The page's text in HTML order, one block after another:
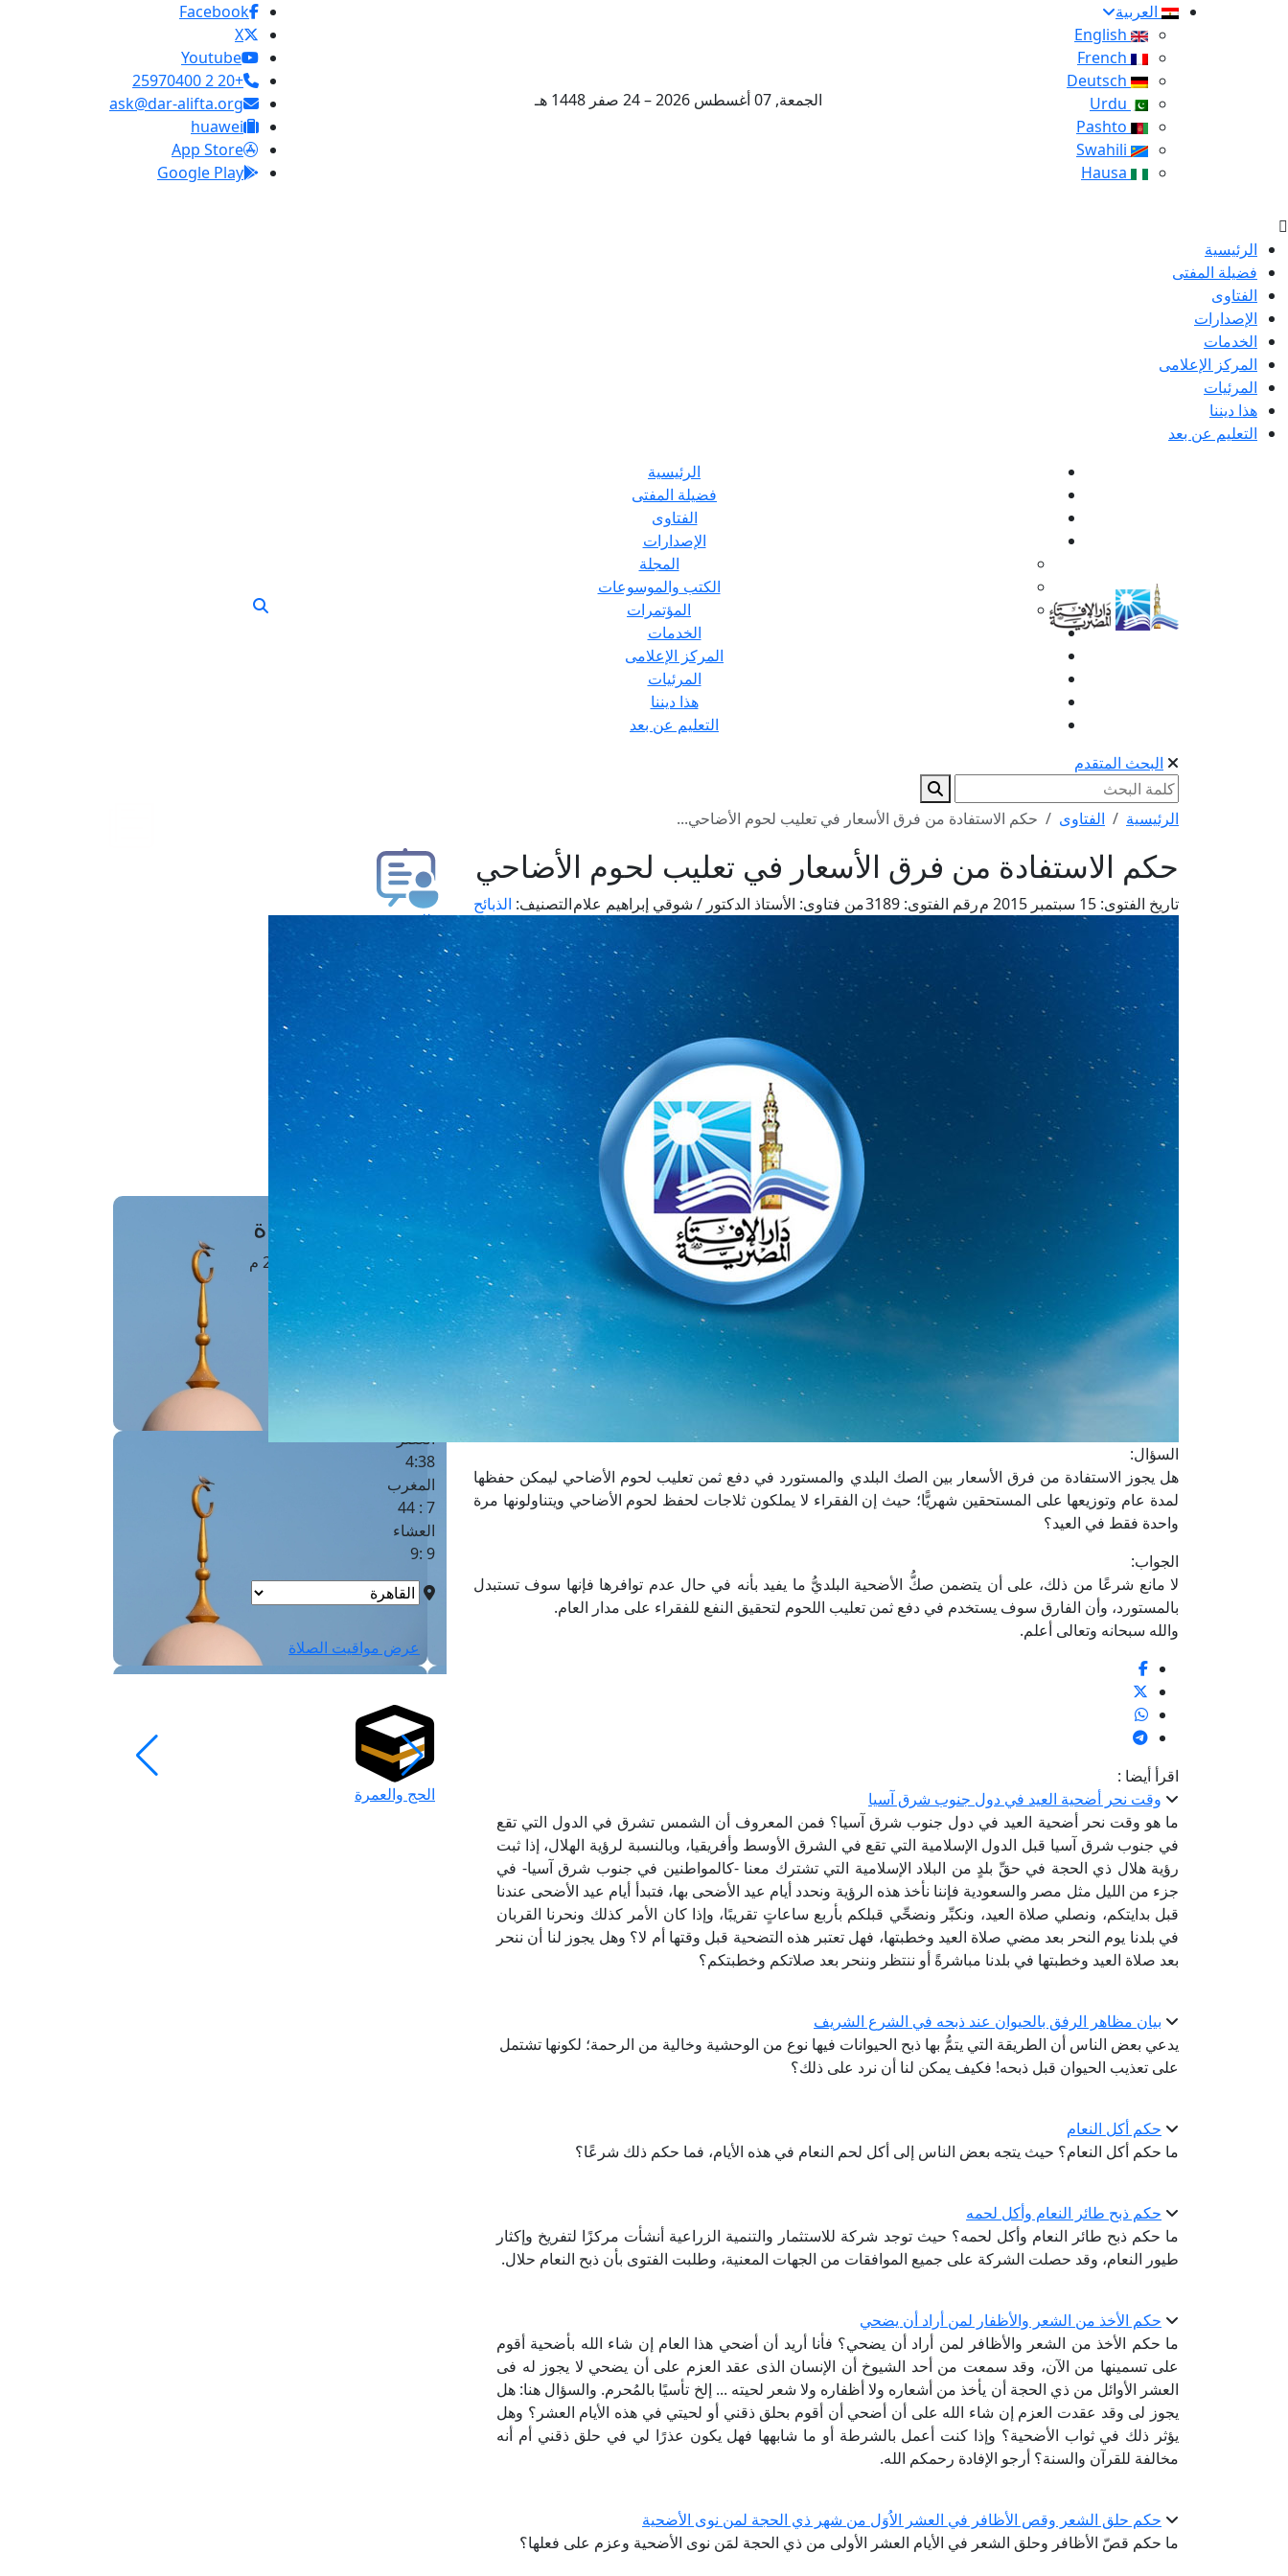
العربية
الجمعة, 07 أغسطس 2026 – 24 صفر 1448 هـ
Facebook
X
Youtube
+20 2 25970400
ask@dar-alifta.org
huawei
App Store
Google Play
الرئيسية
فضيلة المفتى
الفتاوى
الإصدارات
الخدمات
المركز الإعلامى
المرئيات
هذا ديننا
التعليم عن بعد
الرئيسية
فضيلة المفتى
الفتاوى
الإصدارات
المجلة
الكتب والموسوعات
المؤتمرات
الخدمات
المركز الإعلامى
المرئيات
هذا ديننا
التعليم عن بعد
البحث المتقدم
الرئيسية الفتاوى حكم الاستفادة من فرق الأسعار في تعليب لحوم الأضاحي...
حكم الاستفادة من فرق الأسعار في تعليب لحوم الأضاحي
تاريخ الفتوى: رقم الفتوى: من فتاوى: الأستاذ الدكتور / شوقي إبراهيم علامالتصنيف: الذبائح
السؤال:
هل يجوز الاستفادة من فرق الأسعار بين الصك البلدي والمستورد في دفع ثمن تعليب لحوم الأضاحي ليمكن حفظها
لمدة عام وتوزيعها على المستحقين شهريًّا؛ حيث إن الفقراء لا يملكون ثلاجات لحفظ لحوم الأضاحي ويتناولونها مرة
واحدة فقط في العيد؟
الجواب:
لا مانع شرعًا من ذلك، على أن يتضمن صكُّ الأضحية البلديُّ ما يفيد بأنه في حال عدم توافرها فإنها سوف تستبدل
بالمستورد، وأن الفارق سوف يستخدم في دفع ثمن تعليب اللحوم لتحقيق النفع للفقراء على مدار العام.
والله سبحانه وتعالى أعلم.
اقرأ أيضا :
وقت نحر أضحية العيد في دول جنوب شرق آسيا
ما هو وقت نحر أضحية العيد في دول جنوب شرق آسيا؟ فمن المعروف أن الشمس تشرق في الدول التي تقع
في جنوب شرق آسيا قبل الدول الإسلامية التي تقع في الشرق الأوسط وأفريقيا، وبالنسبة لرؤية الهلال، إذا ثبت
رؤية هلال ذي الحجة في حقِّ بلدٍ من البلاد الإسلامية التي تشترك معنا -كالمواطنين في جنوب شرق آسيا- في
جزء من الليل مثل مصر والسعودية فإننا نأخذ هذه الرؤية ونحدد أيام عيد الأضحى بها، فتبدأ أيام عيد الأضحى عندنا
قبل بدايتكم، ونصلي صلاة العيد، ونكبِّر ونضحِّي قبلكم بأربع ساعاتٍ تقريبًا، وإذا كان الأمر كذلك ونحرنا القربان
في بلدنا يوم النحر بعد مضي صلاة العيد وخطبتها، فهل تعتبر هذه التضحية قبل وقتها أم لا؟ وهل يجوز لنا أن ننحر
بعد صلاة العيد وخطبتها في بلدنا مباشرةً أو ننتظر وننحر بعد صلاتكم وخطبتكم؟
بيان مظاهر الرفق بالحيوان عند ذبحه في الشرع الشريف
يدعي بعض الناس أن الطريقة التي يتمُّ بها ذبح الحيوانات فيها نوع من الوحشية وخالية من الرحمة؛ لكونها تشتمل
على تعذيب الحيوان قبل ذبحه! فكيف يمكن لنا أن نرد على ذلك؟
حكم أكل النعام
ما حكم أكل النعام؟ حيث يتجه بعض الناس إلى أكل لحم النعام في هذه الأيام، فما حكم ذلك شرعًا؟
حكم ذبح طائر النعام وأكل لحمه
ما حكم ذبح طائر النعام وأكل لحمه؟ حيث توجد شركة للاستثمار والتنمية الزراعية أنشأت مركزًا لتفريخ وإكثار
طيور النعام، وقد حصلت الشركة على جميع الموافقات من الجهات المعنية، وطلبت الفتوى بأن ذبح النعام حلال.
حكم الأخذ من الشعر والأظفار لمن أراد أن يضحي
ما حكم الأخذ من الشعر والأظافر لمن أراد أن يضحي؟ فأنا أريد أن أضحي هذا العام إن شاء الله بأضحية أقوم
على تسمينها من الآن، وقد سمعت من أحد الشيوخ أن الإنسان الذى عقد العزم على أن يضحي لا يجوز له فى
العشر الأوائل من ذي الحجة أن يأخذ من أشعاره ولا أظفاره ولا شعر لحيته ... إلخ تأسيًا بالمُحرم. والسؤال هنا: هل
يجوز لى وقد عقدت العزم إن شاء الله على أن أضحي أن أقوم بحلق ذقني أو لحيتي في هذه الأيام العشر؟ وهل
يؤثر ذلك في ثواب الأضحية؟ وإذا كنت أعمل بالشرطة أو ما شابهها فهل يكون عذرًا لي في حلق ذقني أم أنه
مخالفة للقرآن والسنة؟ أرجو الإفادة رحمكم الله.
حكم حلق الشعر وقص الأظافر في العشر الاُوَل من شهر ذي الحجة لمن نوى الأضحية
ما حكم قصّ الأظافر وحلق الشعر في الأيام العشر الأولى من ذي الحجة لمَن نوى الأضحية وعزم على فعلها؟
طلب فتوى
استعلام عن فتوى
حجز موعد
الفتوى الهاتفية
مَواقِيتُ الصَّـــلاة
القاهرة · 07 أغسطس 2026 م
الفجر
4 :41
الشروق
العصر
4:38
المغرب
7 : 44
العشاء
9 :9
عرض مواقيت الصلاة
الحج والعمرة